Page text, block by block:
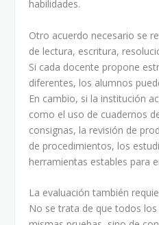
habilidades.
Otro acuerdo necesario se
de lectura, escritura,
Si cada docente propone
diferentes, los alumnos
En cambio, si la institución
como el uso de cuadernos
consignas, la revisión de
de procedimientos, los
herramientas estables para
La evaluación también
No se trata de que todos